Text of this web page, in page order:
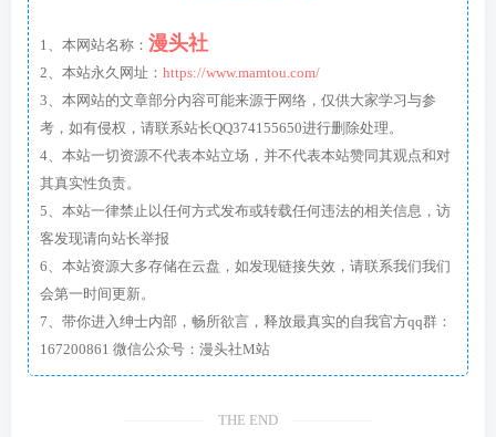
1、本网站名称： 漫头社
2、本站永久网址： https://www.mamtou.com/
3、本网站的文章部分内容可能来源于网络，仅供大家学习与参
考，如有侵权，请联系站长QQ374155650进行删除处理。
4、本站一切资源不代表本站立场，并不代表本站赞同其观点和对
其真实性负责。
5、本站一律禁止以任何方式发布或转载任何违法的相关信息，访
客发现请向站长举报
6、本站资源大多存储在云盘，如发现链接失效，请联系我们我们
会第一时间更新。
7、带你进入绅士内部，畅所欲言，释放最真实的自我官方qq群：
167200861 微信公众号：漫头社M站
THE END